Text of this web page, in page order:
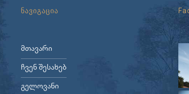
ნავიგაცია
მთავარი
ჩვენ შესახებ
გელოვანი